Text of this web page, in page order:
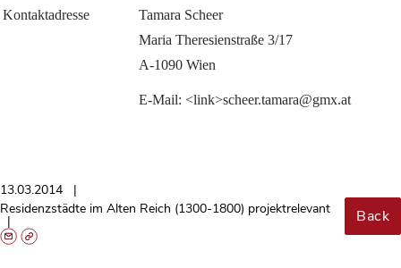
Kontaktadresse
Tamara Scheer
Maria Theresienstraße 3/17
A-1090 Wien
E-Mail: <link>scheer.tamara@gmx.at
13.03.2014
Residenzstädte im Alten Reich (1300-1800) projektrelevant
Back